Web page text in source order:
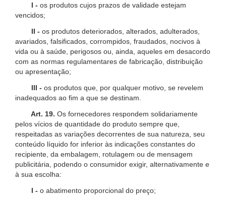
I - os produtos cujos prazos de validade estejam
vencidos;
II - os produtos deteriorados, alterados, adulterados,
avariados, falsificados, corrompidos, fraudados, nocivos à
vida ou à saúde, perigosos ou, ainda, aqueles em desacordo
com as normas regulamentares de fabricação, distribuição
ou apresentação;
III - os produtos que, por qualquer motivo, se revelem
inadequados ao fim a que se destinam.
Art. 19. Os fornecedores respondem solidariamente
pelos vícios de quantidade do produto sempre que,
respeitadas as variações decorrentes de sua natureza, seu
conteúdo líquido for inferior às indicações constantes do
recipiente, da embalagem, rotulagem ou de mensagem
publicitária, podendo o consumidor exigir, alternativamente e
à sua escolha:
I - o abatimento proporcional do preço;